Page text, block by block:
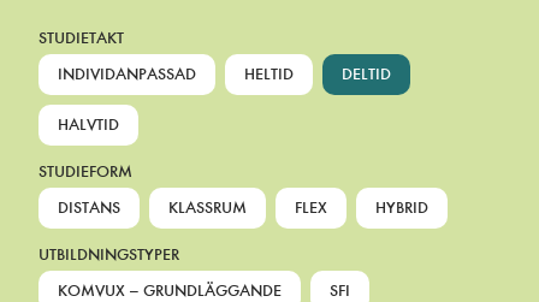
STUDIETAKT
INDIVIDANPASSAD
HELTID DELTID
HALVTID
STUDIEFORM
DISTANS
KLASSRUM FLEX HYBRID
UTBILDNINGSTYPER
KOMVUX – GRUNDLÄGGANDE
SFI